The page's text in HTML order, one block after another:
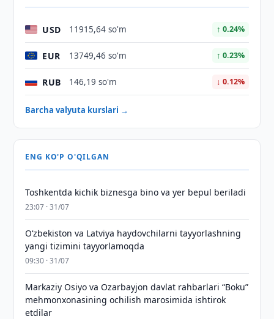
USD 11915,64 so'm ↑ 0.24%
EUR 13749,46 so'm ↑ 0.23%
RUB 146,19 so'm ↓ 0.12%
Barcha valyuta kurslari →
ENG KO'P O'QILGAN
Toshkentda kichik biznesga bino va yer bepul beriladi
23:07 · 31/07
Oʻzbekiston va Latviya haydovchilarni tayyorlashning
yangi tizimini tayyorlamoqda
09:30 · 31/07
Markaziy Osiyo va Ozarbayjon davlat rahbarlari “Boku”
mehmonxonasining ochilish marosimida ishtirok
etdilar